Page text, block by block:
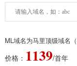
ML域名为马里顶级域名
价格： 1139/首年